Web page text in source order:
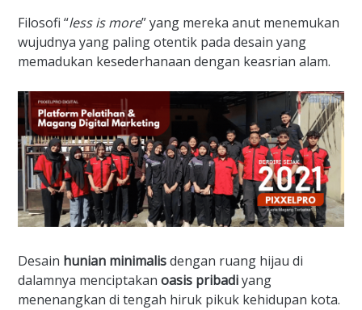
Filosofi “less is more” yang mereka anut menemukan
wujudnya yang paling otentik pada desain yang
memadukan kesederhanaan dengan keasrian alam.
Desain hunian minimalisdengan ruang hijau di
dalamnya menciptakan oasis pribadiyang
menenangkan di tengah hiruk pikuk kehidupan kota.